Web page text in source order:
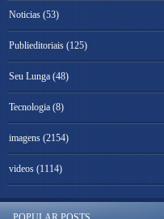
Noticias (53)
Publieditoriais (125)
Seu Lunga (48)
Tecnologia (8)
imagens (2154)
videos (1114)